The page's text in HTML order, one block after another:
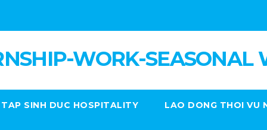
WORK-SEASONAL
SINH DUC HOSPITALITY LAO DONG THOI VU